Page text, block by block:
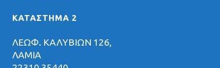
ΚΑΤΑΣΤΗΜΑ 2
ΛΕΩΦ. ΚΑΛΥΒΙΩΝ 126,
ΛΑΜΙΑ